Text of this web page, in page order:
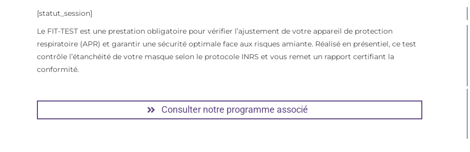
[statut_session]
Le FIT-TEST est une prestation obligatoire pour vérifier l’ajustement de votre appareil de protection
respiratoire (APR) et garantir une sécurité optimale face aux risques amiante. Réalisé en présentiel, ce test
contrôle l’étanchéité de votre masque selon le protocole INRS et vous remet un rapport certifiant la
conformité.
Consulter notre programme associé